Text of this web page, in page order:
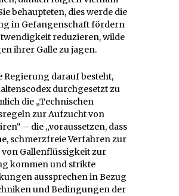
behaupteten, dies werde die
in Gefangenschaft fördern
reduzieren, wilde
ihrer Galle zu jagen.
Regierung darauf besteht,
durchgesetzt zu
die „Technischen
zur Aufzucht von
– die „voraussetzen, dass
schmerzfreie Verfahren zur
Gallenflüssigkeit zur
kommen und strikte
aussprechen in Bezug
und Bedingungen der